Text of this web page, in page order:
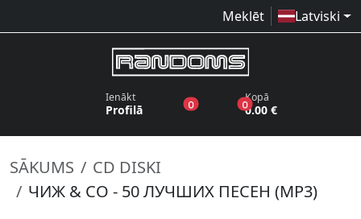
Meklēt Latviski
Ienākt
Profilā 0produkti vēlmju sarakstā
0produkti grozā
Kopā
0.00 €
SĀKUMS
CD DISKI
ЧИЖ & CO - 50 ЛУЧШИХ ПЕСЕН (MP3)